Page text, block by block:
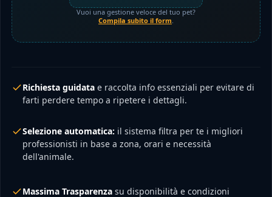
Vuoi una gestione veloce del tuo pet?
Compila subito il form
Richiesta guidata e raccolta info essenziali per evitare di
farti perdere tempo a ripetere i dettagli.
Selezione automatica: il sistema filtra per te i migliori
professionisti in base a zona, orari e necessità
dell'animale.
Massima Trasparenza su disponibilità e condizioni